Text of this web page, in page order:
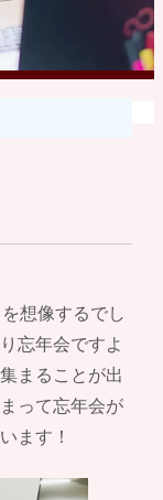
想像するでし
忘年会ですよ
まることが出
って忘年会が
ます！